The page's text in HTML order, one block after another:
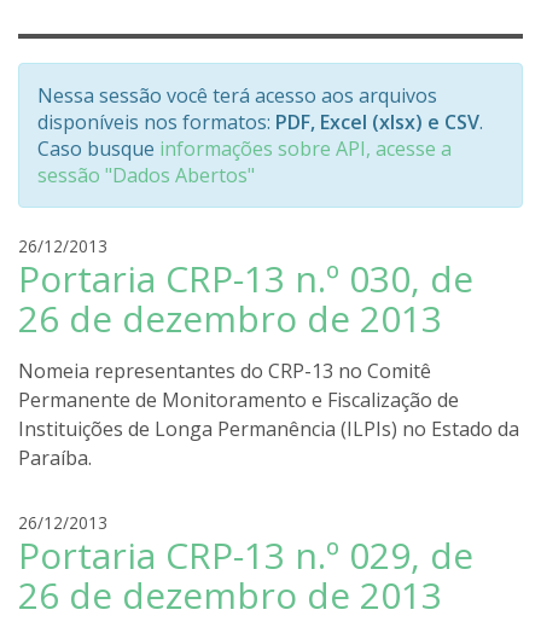
Nessa sessão você terá acesso aos arquivos
disponíveis nos formatos: PDF, Excel (xlsx) e CSV.
Caso busque informações sobre API, acesse a
sessão "Dados Abertos"
26/12/2013
o
d
r
g
o
l
Portaria CRP-13 n.º 030, de
26 de dezembro de 2013
Nomeia representantes do CRP-13 no Comitê
Permanente de Monitoramento e Fiscalização de
Instituições de Longa Permanência (ILPIs) no Estado da
Paraíba.
26/12/2013
o
d
r
Portaria CRP-13 n.º 029, de
26 de dezembro de 2013